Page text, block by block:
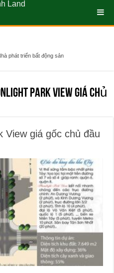
Park View giá chủ
View giá gốc chủ đầu
Land